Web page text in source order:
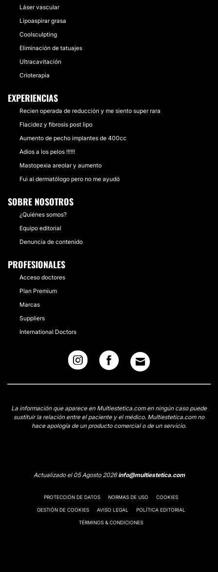
Láser vascular
Lipoaspirar grasa
Coolsculpting
Eliminación de tatuajes
Ultracavitación
Crioterapia
EXPERIENCIAS
Recien operada de reducción y me siento super rara
Flacidez y fibrosis post lipo
Aumento de pecho implantes de 400cc
Adios a los pelos !!!!!!
Mastopexia areolar y aumento
Fui al dermatólogo pero no me ayudó
SOBRE NOSOTROS
¿Quiénes somos?
Equipo editorial
Denuncia de contenido
PROFESIONALES
Acceso doctores
Plan Premium
Marcas
Suppliers
International Doctors
La información que aparece en Multiestetica.com en ningún caso puede
sustituir la relación entre el paciente y el médico. Multiestetica.com no
hace apología de un producto comercial o de un servicio.
Actualizado el 05 Agosto 2026info@multiestetica.com
PROTECCIÓN DE DATOS NORMAS DE USO COOKIES
GESTIÓN DE COOKIES AVISO LEGAL POLÍTICA EDITORIAL
TÉRMINOS & CONDICIONES